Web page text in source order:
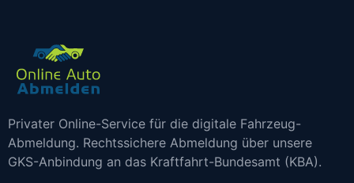
Privater Online-Service für die digitale Fahrzeug-
Abmeldung. Rechtssichere Abmeldung über unsere
GKS-Anbindung an das Kraftfahrt-Bundesamt (KBA).